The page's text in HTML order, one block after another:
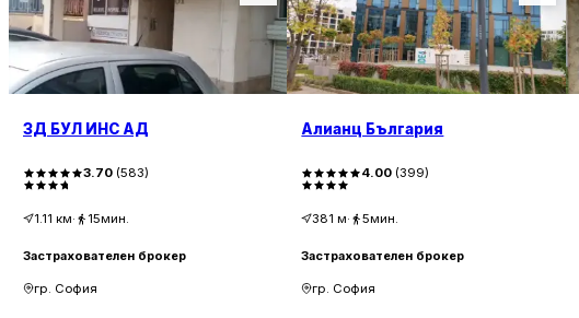
ЗД БУЛ ИНС АД
3.70 (583)
1.11 км· 15мин.
Застрахователен брокер
гр. София
Алианц България
4.00 (399)
381 м· 5мин.
Застрахователен брокер
гр. София